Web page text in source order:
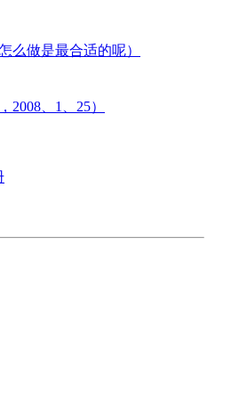
么做是最合适的呢）
、1、25）